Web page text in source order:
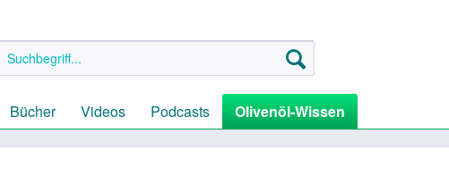
Bücher Videos Podcasts Olivenöl-Wissen